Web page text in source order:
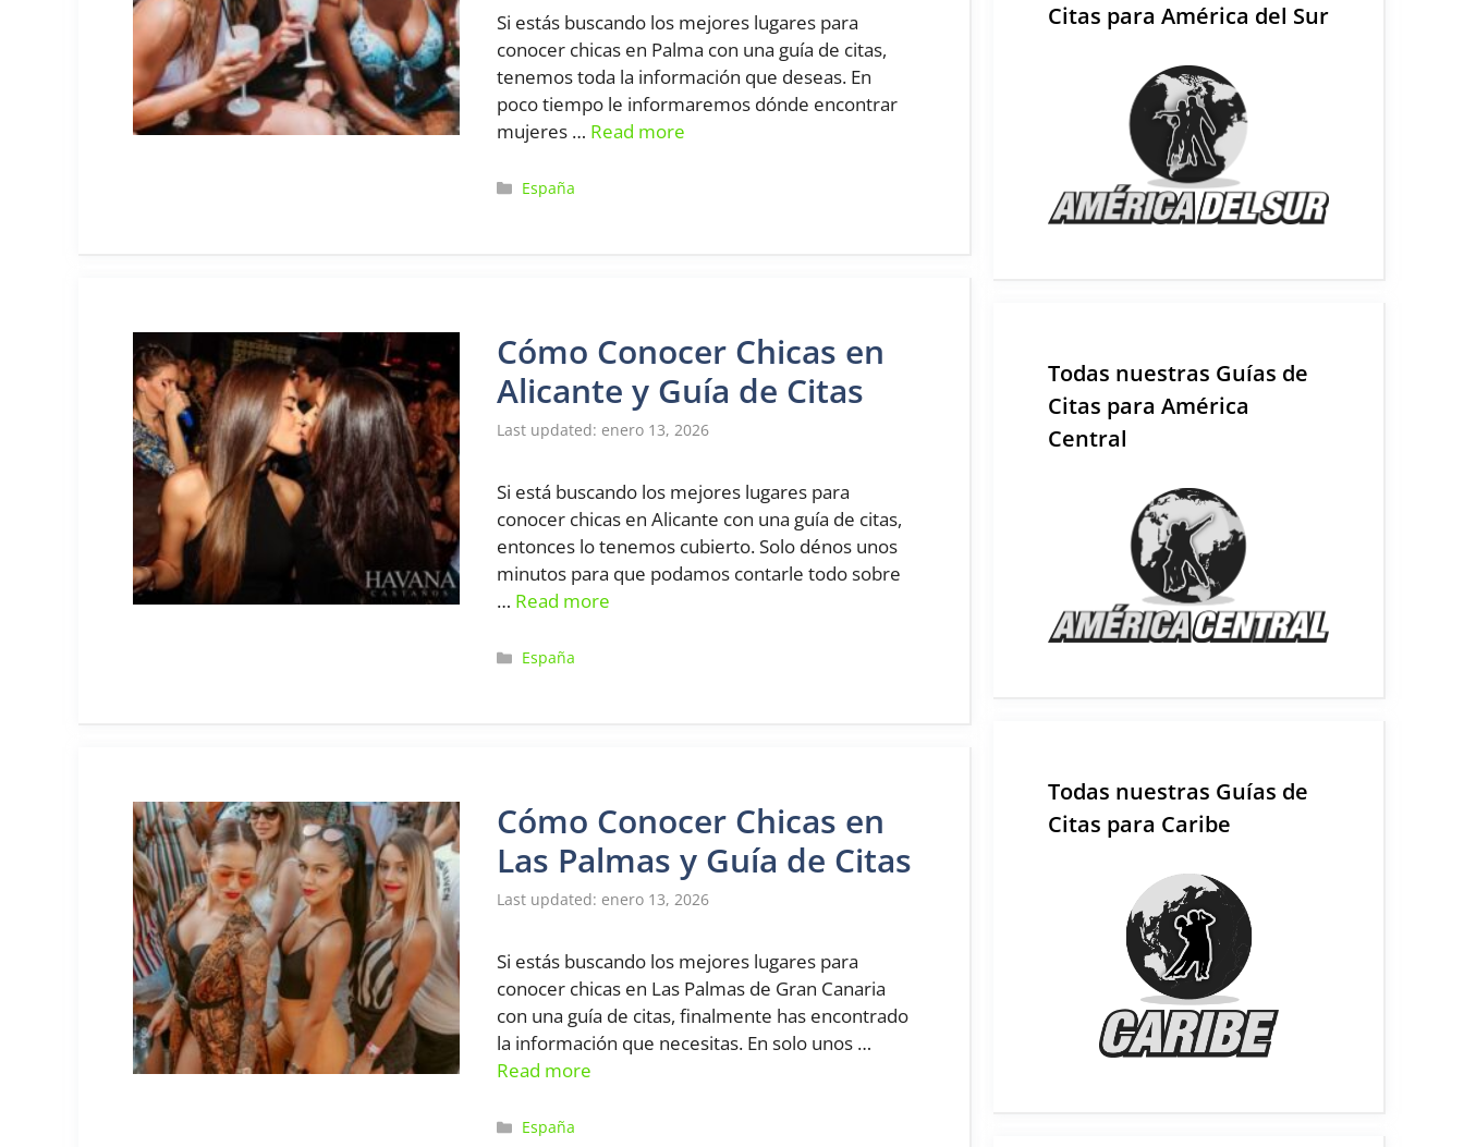
Si estás buscando los mejores lugares para
conocer chicas en Palma con una guía de citas,
tenemos toda la información que deseas. En
poco tiempo le informaremos dónde encontrar
mujeres … Read more
Categorías
España
Cómo Conocer Chicas en
Alicante y Guía de Citas
enero 13, 2026
Si está buscando los mejores lugares para
conocer chicas en Alicante con una guía de citas,
entonces lo tenemos cubierto. Solo dénos unos
minutos para que podamos contarle todo sobre
… Read more
Categorías
España
Cómo Conocer Chicas en
Las Palmas y Guía de Citas
enero 13, 2026
Si estás buscando los mejores lugares para
conocer chicas en Las Palmas de Gran Canaria
con una guía de citas, finalmente has encontrado
la información que necesitas. En solo unos …
Read more
Categorías
España
Citas para América del Sur
Todas nuestras Guías de
Citas para América
Central
Todas nuestras Guías de
Citas para Caribe